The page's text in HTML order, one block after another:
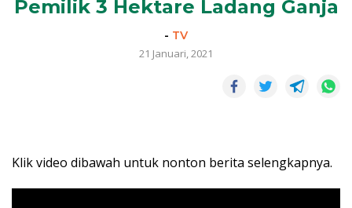
Pemilik 3 Hektare Ladang Ganja
- TV
21 Januari, 2021
Klik video dibawah untuk nonton berita selengkapnya.